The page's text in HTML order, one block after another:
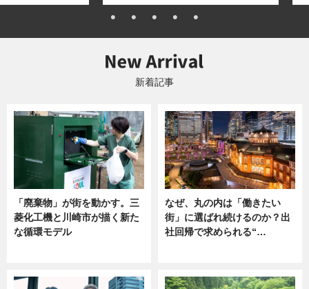
新着記事
「廃棄物」が街を動かす。三
菱化工機と川崎市が描く新た
な循環モデル
なぜ、丸の内は「働きたい
街」に選ばれ続けるのか？出
社回帰で求められる“…